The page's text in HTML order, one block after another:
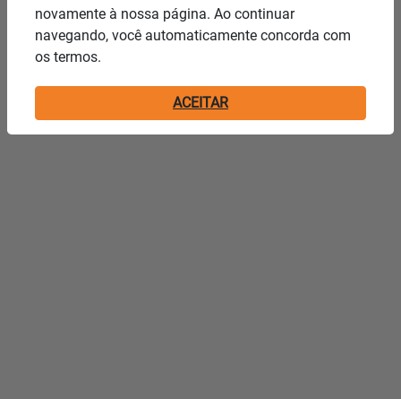
novamente à nossa página. Ao continuar
navegando, você automaticamente concorda com
os termos.
ACEITAR